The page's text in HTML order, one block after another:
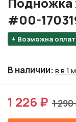
+ Возможна
#00-
В наличии:в в 1
1 226 ₽ 1 290